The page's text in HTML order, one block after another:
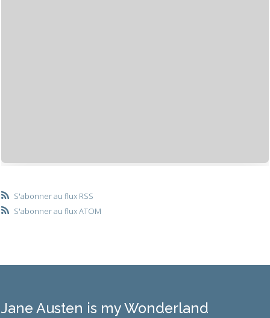
S'abonner au flux RSS
S'abonner au flux ATOM
Jane Austen is my Wonderland